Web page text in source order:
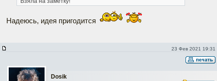
Надеюсь, идея пригодится
23 Фев 2021 19:31
Dosik